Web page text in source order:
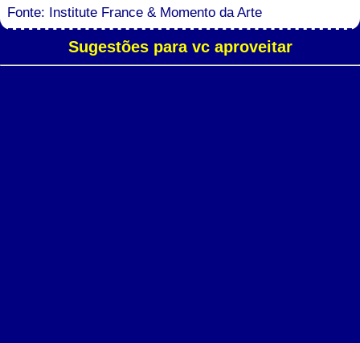
Fonte: Institute France & Momento da Arte
Sugestões para vc aproveitar